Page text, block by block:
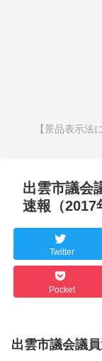
【景品表示法
出雲市議会
速報（2017
Twitter
Pocket
出雲市議会議